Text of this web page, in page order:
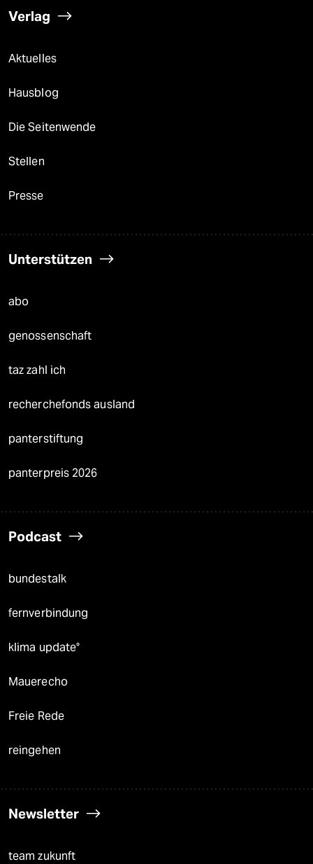
Verlag
Aktuelles
Hausblog
Die Seitenwende
Stellen
Presse
Unterstützen
abo
genossenschaft
taz zahl ich
recherchefonds ausland
panterstiftung
panterpreis 2026
Podcast
bundestalk
fernverbindung
klima update°
Mauerecho
Freie Rede
reingehen
Newsletter
team zukunft